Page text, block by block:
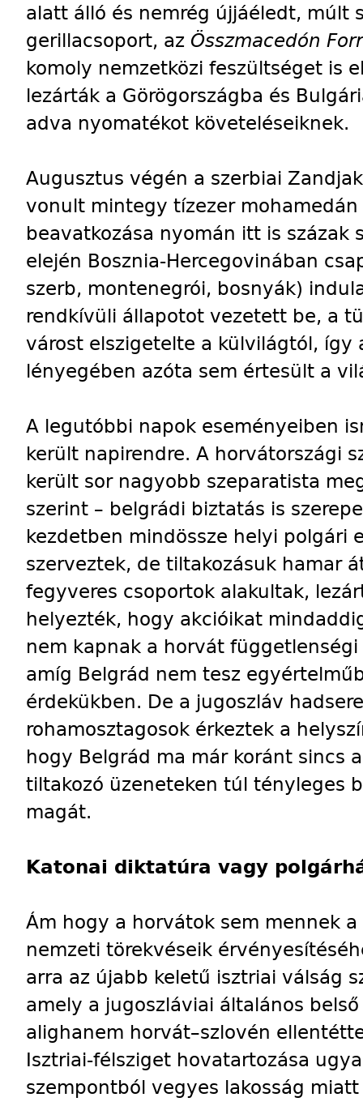
alatt álló és nemrég újjáéledt, múlt
gerillacsoport, az Összmacedón
komoly nemzetközi feszültséget is
lezárták a Görögországba és
adva nyomatékot követeléseiknek.
Augusztus végén a szerbiai
vonult mintegy tízezer
beavatkozása nyomán itt is százak
elején Bosznia-Hercegovinában
szerb, montenegrói, bosnyák)
rendkívüli állapotot vezetett be, a
várost elszigetelte a külvilágtól, így
lényegében azóta sem értesült a
A legutóbbi napok eseményeiben
került napirendre. A horvátországi
került sor nagyobb szeparatista
szerint – belgrádi biztatás is
kezdetben mindössze helyi polgári
szerveztek, de tiltakozásuk hamar
fegyveres csoportok alakultak,
helyezték, hogy akcióikat
nem kapnak a horvát
amíg Belgrád nem tesz
érdekükben. De a jugoszláv
rohamosztagosok érkeztek a
hogy Belgrád ma már koránt sincs
tiltakozó üzeneteken túl tényleges
magát.
Katonai diktatúra vagy
Ám hogy a horvátok sem mennek
nemzeti törekvéseik
arra az újabb keletű isztriai válság
amely a jugoszláviai általános
alighanem horvát–szlovén
Isztriai-félsziget hovatartozása
szempontból vegyes lakosság